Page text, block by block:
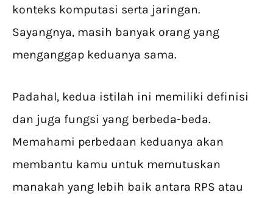
konteks komputasi serta jaringan.
Sayangnya, masih banyak orang yang
menganggap keduanya sama.
Padahal, kedua istilah ini memiliki definisi
dan juga fungsi yang berbeda-beda.
Memahami perbedaan keduanya akan
membantu kamu untuk memutuskan
manakah yang lebih baik antara RPS atau